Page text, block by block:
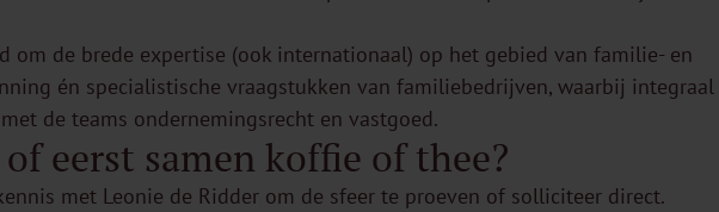
om de brede expertise (ook internationaal) op het gebied van familie- en
én specialistische vraagstukken van familiebedrijven, waarbij integraal
de teams ondernemingsrecht en vastgoed.
eerst samen koffie of thee?
met Leonie de Ridder om de sfeer te proeven of solliciteer direct.